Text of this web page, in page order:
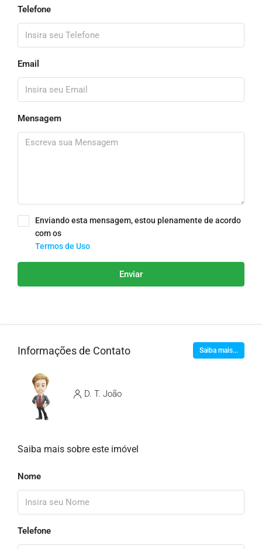
Telefone
Email
Mensagem
Enviando esta mensagem, estou plenamente de acordo
com os
Termos de Uso
Enviar
Informações de Contato Saiba mais...
D. T. João
Saiba mais sobre este imóvel
Nome
Telefone